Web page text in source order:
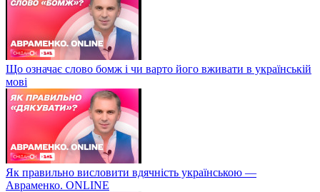
Що означає слово бомж і чи варто його вживати в українській
мові
Як правильно висловити вдячність українською —
Авраменко. ONLINE